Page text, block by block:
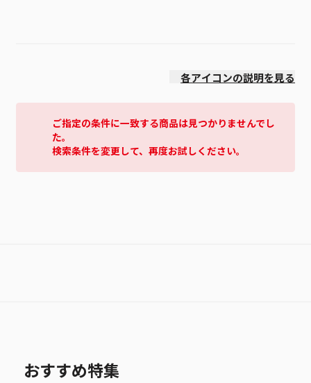
各アイコンの説明を見る
ご指定の条件に一致する商品は見つかりませんでし
た。
検索条件を変更して、再度お試しください。
おすすめ特集